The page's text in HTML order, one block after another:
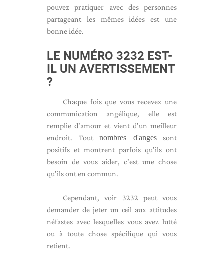
pouvez pratiquer avec des personnes
partageant les mêmes idées est une
bonne idée.
LE NUMÉRO 3232 EST-
IL UN AVERTISSEMENT
?
Chaque fois que vous recevez une
communication angélique, elle est
remplie d'amour et vient d'un meilleur
endroit. Tout nombres d'angessont
positifs et montrent parfois qu'ils ont
besoin de vous aider, c'est une chose
qu'ils ont en commun.
Cependant, voir 3232 peut vous
demander de jeter un œil aux attitudes
néfastes avec lesquelles vous avez lutté
ou à toute chose spécifique qui vous
retient.